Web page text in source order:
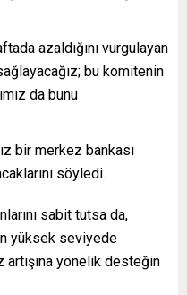
azaldığını vurgulayan
bu komitenin
da bunu
bir merkez bankası
söyledi.
sabit tutsa da,
yüksek seviyede
yönelik desteğin